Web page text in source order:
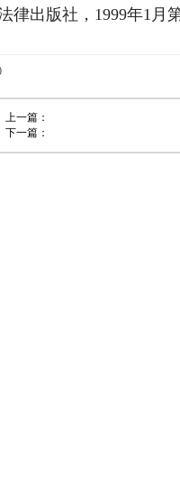
律出版社， 1999年1 月
上一篇：
下一篇：